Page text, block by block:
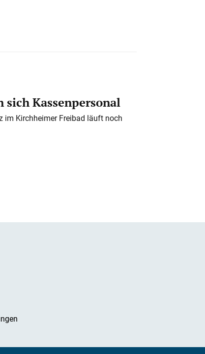
Kassenpersonal
im Kirchheimer Freibad läuft noch